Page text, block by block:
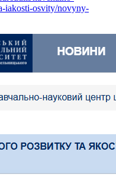
iakosti-osvity/novyny-